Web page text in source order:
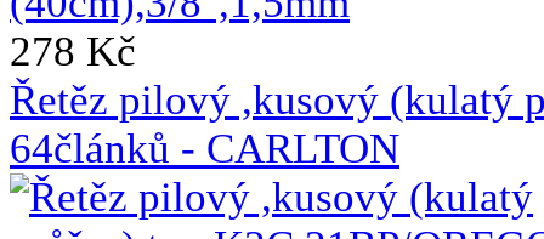
278 Kč
Řetěz pilový ,kusový (kulatý
64článků - CARLTON